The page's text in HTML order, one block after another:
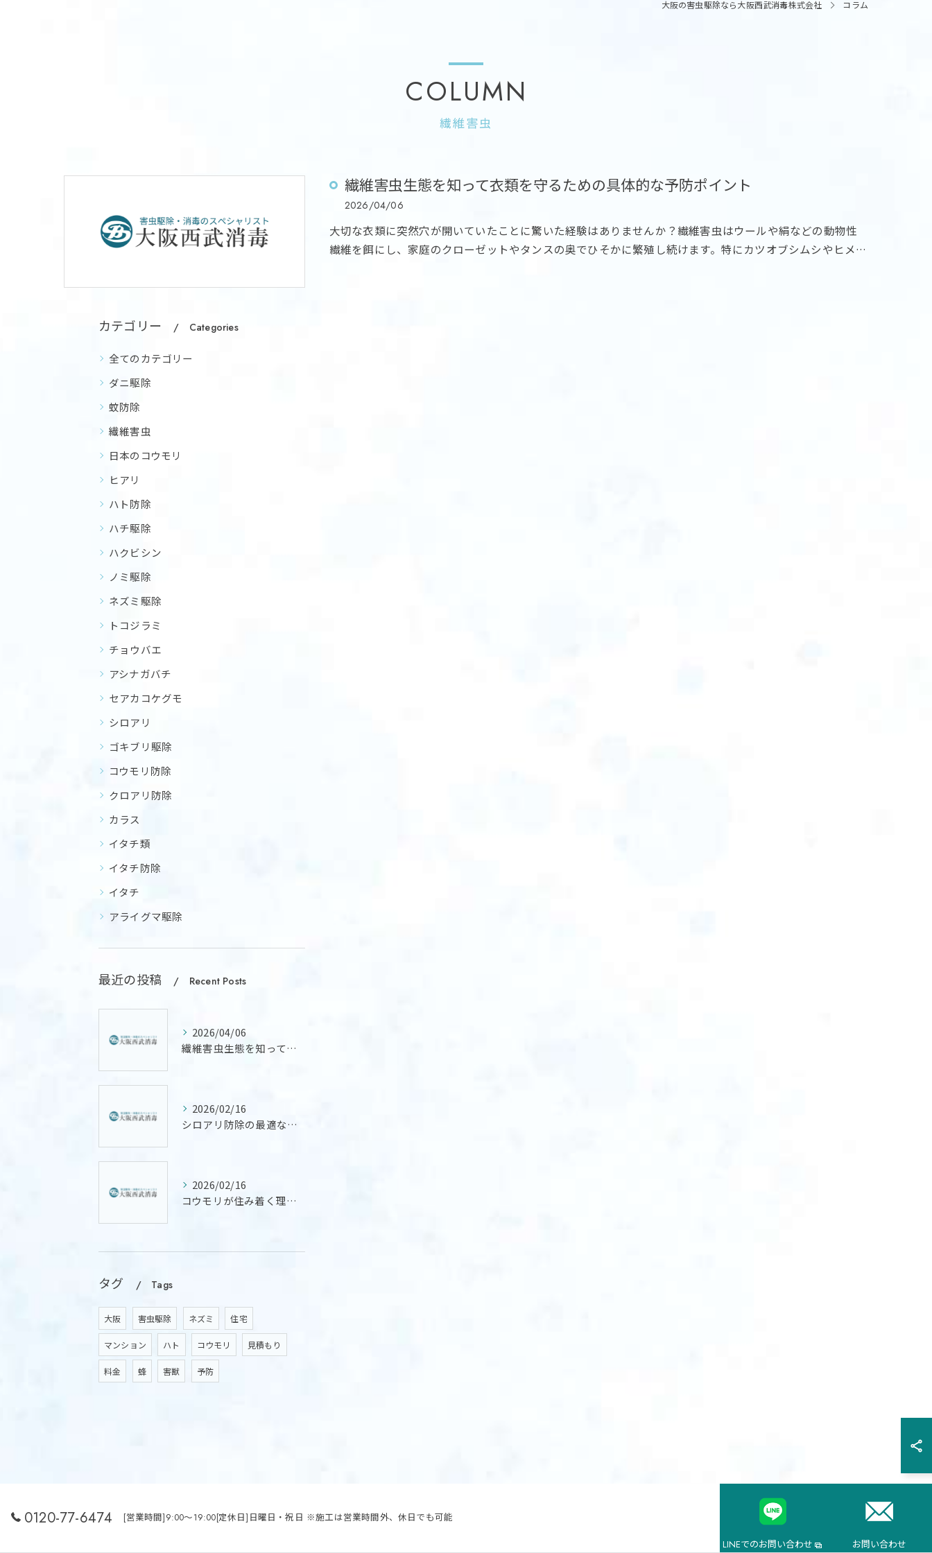
大阪の害虫駆除なら大阪西武消毒株式会社 コラム
COLUMN
繊維害虫
繊維害虫生態を知って衣類を守るための具体的な予防ポイント
2026/04/06
大切な衣類に突然穴が開いていたことに驚いた経験はありませんか？繊維害虫はウールや絹などの動物性
繊維を餌にし、家庭のクローゼットやタンスの奥でひそかに繁殖し続けます。特にカツオブシムシやヒメ…
カテゴリー Categories
全てのカテゴリー
ダニ駆除
蚊防除
繊維害虫
日本のコウモリ
ヒアリ
ハト防除
ハチ駆除
ハクビシン
ノミ駆除
ネズミ駆除
トコジラミ
チョウバエ
アシナガバチ
セアカコケグモ
シロアリ
ゴキブリ駆除
コウモリ防除
クロアリ防除
カラス
イタチ類
イタチ防除
イタチ
アライグマ駆除
最近の投稿 Recent Posts
2026/04/06
繊維害虫生態を知って衣類を守るための具体的な予防ポイント
2026/02/16
シロアリ防除の最適なタイミングとDIY実践と費用を失敗なく抑えるコツ
2026/02/16
コウモリが住み着く理由と大阪府で安全な防除対策を徹底解説
タグ Tags
大阪 害虫駆除 ネズミ 住宅
マンション ハト コウモリ 見積もり
料金 蜂 害獣 予防
0120-77-6474 [営業時間]9:00～19:00[定休日]日曜日・祝日 ※施工は営業時間外、休日でも可能
LINEでのお問い合わせ お問い合わせ